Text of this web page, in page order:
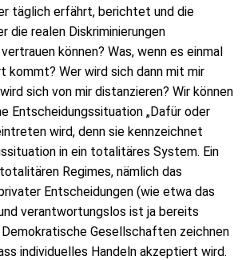
täglich erfährt, berichtet und die
die realen Diskriminierungen
können? Was, wenn es einmal
kommt? Wer wird sich dann mit mir
sich von mir distanzieren? Wir können
Entscheidungssituation „Dafür oder
wird, denn sie kennzeichnet
in ein totalitäres System. Ein
Regimes, nämlich das
Entscheidungen (wie etwa das
verantwortungslos ist ja bereits
Gesellschaften zeichnen
individuelles Handeln akzeptiert wird.